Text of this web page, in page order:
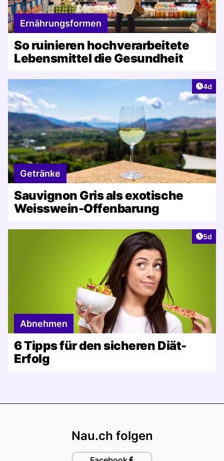
Ernährungsformen
So ruinieren hochverarbeitete
Lebensmittel die Gesundheit
4d
Getränke
Sauvignon Gris als exotische
Weisswein-Offenbarung
5d
Abnehmen
6 Tipps für den sicheren Diät-
Erfolg
Nau.ch folgen